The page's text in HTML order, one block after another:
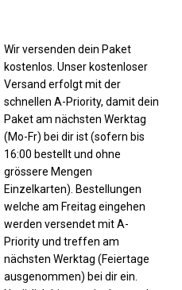
Wir versenden dein Paket
kostenlos. Unser kostenloser
Versand erfolgt mit der
schnellen A-Priority, damit dein
Paket am nächsten Werktag
(Mo-Fr) bei dir ist (sofern bis
16:00 bestellt und ohne
grössere Mengen
Einzelkarten). Bestellungen
welche am Freitag eingehen
werden versendet mit A-
Priority und treffen am
nächsten Werktag (Feiertage
ausgenommen) bei dir ein.